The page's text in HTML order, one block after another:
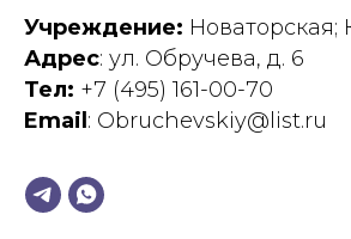
Учреждение: Новаторская;
Адрес: ул. Обручева, д. 6
Тел: +7 (495) 161-00-70
Email: Obruchevskiy@list.ru